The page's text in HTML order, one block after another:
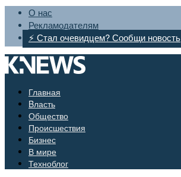
О нас
Рекламодателям
⚡ Стал очевидцем? Сообщи новость
Главная
Bласть
Общество
Происшествия
Бизнес
В мире
Техноблог